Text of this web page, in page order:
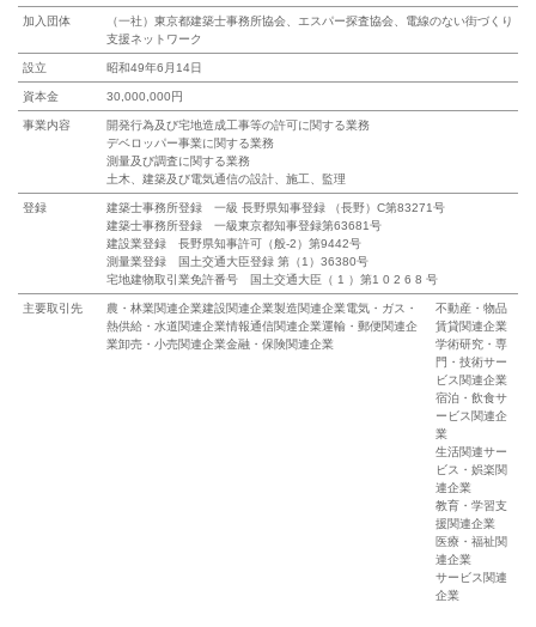
加入団体
（一社）東京都建築士事務所協会、エスパー探査協会、電線のない街づくり
支援ネットワーク
設立 昭和49年6月14日
資本金 30,000,000円
事業内容
開発行為及び宅地造成工事等の許可に関する業務
デベロッパー事業に関する業務
測量及び調査に関する業務
土木、建築及び電気通信の設計、施工、監理
登録
建築士事務所登録 一級 長野県知事登録 （長野）C第83271号
建築士事務所登録 一級東京都知事登録第63681号
建設業登録 長野県知事許可（般-2）第9442号
測量業登録 国土交通大臣登録 第（1）36380号
宅地建物取引業免許番号 国土交通大臣（ 1 ）第1 0 2 6 8 号
主要取引先 農・林業関連企業建設関連企業製造関連企業電気・ガス・
熱供給・水道関連企業情報通信関連企業運輸・郵便関連企
業卸売・小売関連企業金融・保険関連企業
不動産・物品
賃貸関連企業
学術研究・専
門・技術サー
ビス関連企業
宿泊・飲食サ
ービス関連企
業
生活関連サー
ビス・娯楽関
連企業
教育・学習支
援関連企業
医療・福祉関
連企業
サービス関連
企業